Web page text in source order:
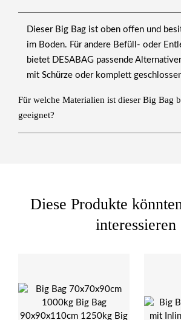
Dieser Big Bag ist oben offen und
im Boden. Für andere Befüll- oder
bietet DESABAG passende
mit Schürze oder komplett
Für welche Materialien ist dieser Big Bag
geeignet?
Diese Produkte
interessieren